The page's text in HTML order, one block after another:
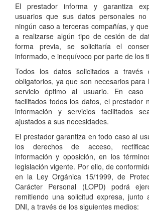
El prestador informa y garantiza
usuarios que sus datos personales
ningún caso a terceras compañías, y
a realizarse algún tipo de cesión de
forma previa, se solicitaría el
informado, e inequívoco por parte de los
Todos los datos solicitados a través
obligatorios, ya que son necesarios para
servicio óptimo al usuario. En
facilitados todos los datos, el prestador
información y servicios facilitados
ajustados a sus necesidades.
El prestador garantiza en todo caso al
los derechos de acceso,
información y oposición, en los
legislación vigente. Por ello, de
en la Ley Orgánica 15/1999, de
Carácter Personal (LOPD) podrá
remitiendo una solicitud expresa,
DNI, a través de los siguientes medios: